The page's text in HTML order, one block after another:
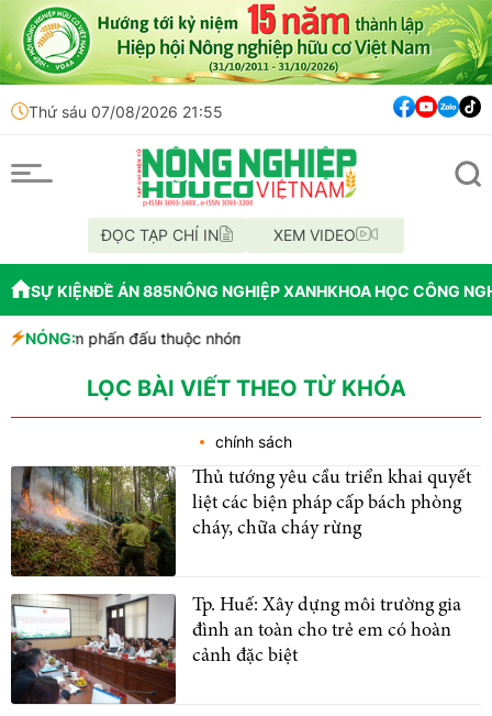
Thứ sáu 07/08/2026 21:55
ĐỌC TẠP CHÍ IN XEM VIDEO
SỰ KIỆNĐỀ ÁN 885NÔNG NGHIỆP XANHKHOA HỌC CÔNG
NÓNG:
Nam phấn đấu thuộc nhóm dẫn đầu châu Á về công nghiệp
hợp thức hóa diện tích đất vi phạm có nguồn gốc từ phá rừng để
LỌC BÀI VIẾT THEO TỪ KHÓA
chính sách
Thủ tướng yêu cầu triển khai quyết
liệt các biện pháp cấp bách phòng
cháy, chữa cháy rừng
Tp. Huế: Xây dựng môi trường gia
đình an toàn cho trẻ em có hoàn
cảnh đặc biệt